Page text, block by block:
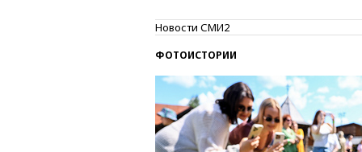
Новости СМИ2
ФОТОИСТОРИИ